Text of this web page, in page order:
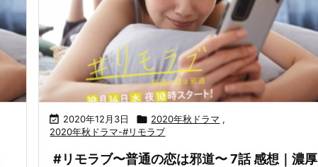
 2020年12月3日  2020年秋ドラマ ,
2020年秋ドラマ-#リモラブ
#リモラブ〜普通の恋は邪道〜 7話 感想｜濃厚